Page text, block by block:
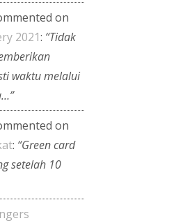
on
2021: “Tidak
waktu melalui
on
: “Green card
setelah 10